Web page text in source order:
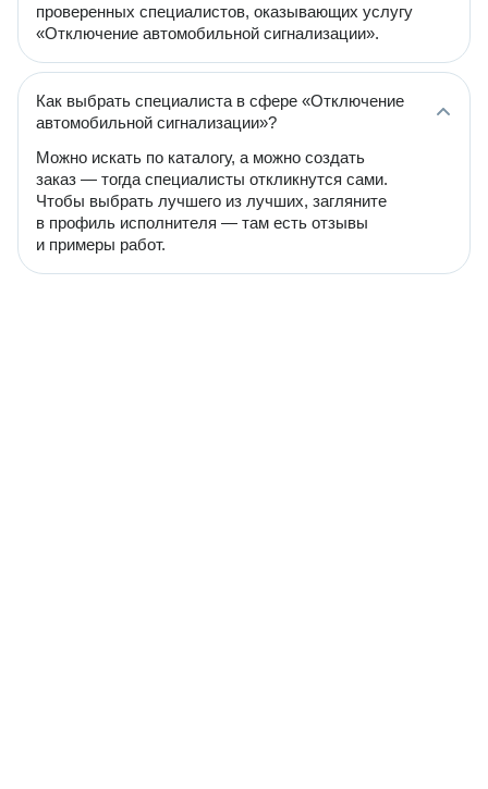
проверенных специалистов, оказывающих услугу
«Отключение автомобильной сигнализации».
Как выбрать специалиста в сфере «Отключение
автомобильной сигнализации»?
Можно искать по каталогу, а можно создать
заказ — тогда специалисты откликнутся сами.
Чтобы выбрать лучшего из лучших, загляните
в профиль исполнителя — там есть отзывы
и примеры работ.